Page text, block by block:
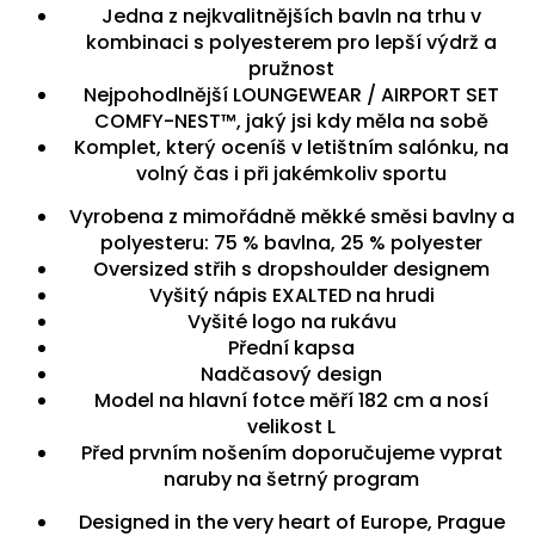
Jedna z nejkvalitnějších bavln na trhu v
kombinaci s polyesterem pro lepší výdrž a
pružnost
Nejpohodlnější LOUNGEWEAR / AIRPORT SET
COMFY-NEST™, jaký jsi kdy měla na sobě
Komplet, který oceníš v letištním salónku, na
volný čas i při jakémkoliv sportu
Vyrobena z mimořádně měkké směsi bavlny a
polyesteru: 75 % bavlna, 25 % polyester
Oversized střih s dropshoulder designem
Vyšitý nápis EXALTED na hrudi
Vyšité logo na rukávu
Přední kapsa
Nadčasový design
Model na hlavní fotce měří 182 cm a nosí
velikost L
Před prvním nošením doporučujeme vyprat
naruby na šetrný program
Designed in the very heart of Europe, Prague